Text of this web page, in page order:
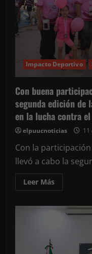
Impacto Deportivo
Con buena
segunda edición de
en la lucha contra
elpuucnoticias 11
Con la
llevó a cabo la
Leer MásLeer
más
Con
buena